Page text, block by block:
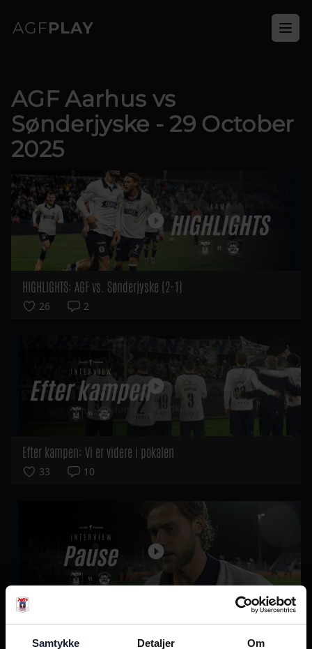
Samtykke Detaljer Om
AGF Aarhus vs
Sønderjyske - 29 October
2025
HIGHLIGHTS: AGF vs. Sønderjyske (2-1)
26 2
Efter kampen: Vi er videre i pokalen
33 10
Felix i pausen: Vi skal være bedre i 2. halvleg